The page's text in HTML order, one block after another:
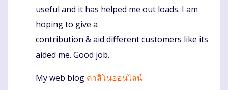
useful and it has helped me out loads. I am
hoping to give a
contribution & aid different customers like its
aided me. Good job.
My web blog คาสิโนออนไลน์